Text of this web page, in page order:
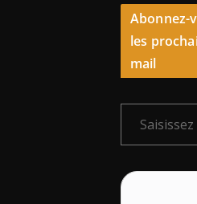
Abonnez-
les
mail
Saisissez votre adresse e-mail…